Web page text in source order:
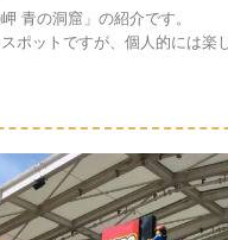
青の洞窟」の紹介です。
ポットですが、個人的には楽